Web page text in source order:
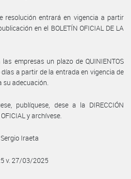
resolución entrará en vigencia a partir
en el BOLETÍN OFICIAL DE LA
las empresas un plazo de QUINIENTOS
días a partir de la entrada en vigencia de
adecuación.
publíquese, dese a la DIRECCIÓN
y archívese.
Iraeta
v. 27/03/2025